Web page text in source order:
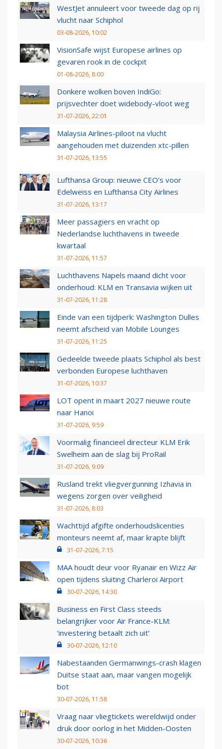
WestJet annuleert voor tweede dag op rij
vlucht naar Schiphol
03-08-2026, 10:02
VisionSafe wijst Europese airlines op
gevaren rook in de cockpit
01-08-2026, 8:00
Donkere wolken boven IndiGo:
prijsvechter doet widebody-vloot weg
31-07-2026, 22:01
Malaysia Airlines-piloot na vlucht
aangehouden met duizenden xtc-pillen
31-07-2026, 13:55
Lufthansa Group: nieuwe CEO’s voor
Edelweiss en Lufthansa City Airlines
31-07-2026, 13:17
Meer passagiers en vracht op
Nederlandse luchthavens in tweede
kwartaal
31-07-2026, 11:57
Luchthavens Napels maand dicht voor
onderhoud: KLM en Transavia wijken uit
31-07-2026, 11:28
Einde van een tijdperk: Washington Dulles
neemt afscheid van Mobile Lounges
31-07-2026, 11:25
Gedeelde tweede plaats Schiphol als best
verbonden Europese luchthaven
31-07-2026, 10:37
LOT opent in maart 2027 nieuwe route
naar Hanoi
31-07-2026, 9:59
Voormalig financieel directeur KLM Erik
Swelheim aan de slag bij ProRail
31-07-2026, 9:09
Rusland trekt vliegvergunning Izhavia in
wegens zorgen over veiligheid
31-07-2026, 8:03
Wachttijd afgifte onderhoudslicenties
monteurs neemt af, maar krapte blijft
31-07-2026, 7:15
MAA houdt deur voor Ryanair en Wizz Air
open tijdens sluiting Charleroi Airport
30-07-2026, 14:30
Business en First Class steeds
belangrijker voor Air France-KLM:
‘investering betaalt zich uit’
30-07-2026, 12:10
Nabestaanden Germanwings-crash klagen
Duitse staat aan, maar vangen mogelijk
bot
30-07-2026, 11:58
Vraag naar vliegtickets wereldwijd onder
druk door oorlog in het Midden-Oosten
30-07-2026, 10:36